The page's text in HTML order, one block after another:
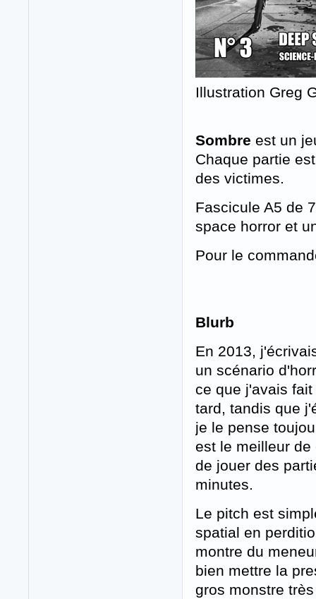
Illustration Greg
Sombre est un
Chaque partie
des victimes.
Fascicule A5 de
space horror et
Pour le
Blurb
En 2013,
un scénario
ce que j'avais
tard, tandis que
je le pense
est le meilleur
de jouer des
minutes.
Le pitch est
spatial en
montre du
bien mettre la
gros monstre